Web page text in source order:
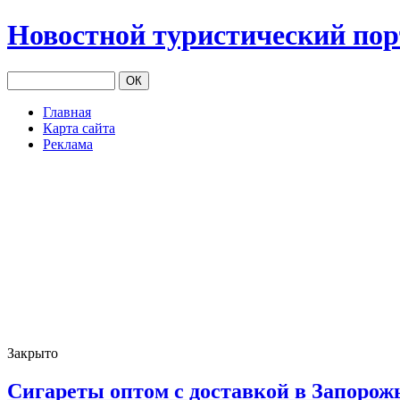
Новостной туристический
Главная
Карта сайта
Реклама
Закрыто
Сигареты оптом с доставкой в